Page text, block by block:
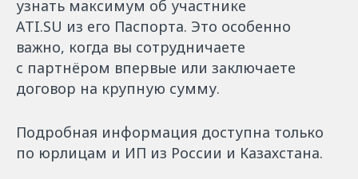
узнать максимум об участнике
ATI.SU из его Паспорта. Это особенно
важно, когда вы сотрудничаете
с партнёром впервые или заключаете
договор на крупную сумму.
Подробная информация доступна только
по юрлицам и ИП из России и Казахстана.